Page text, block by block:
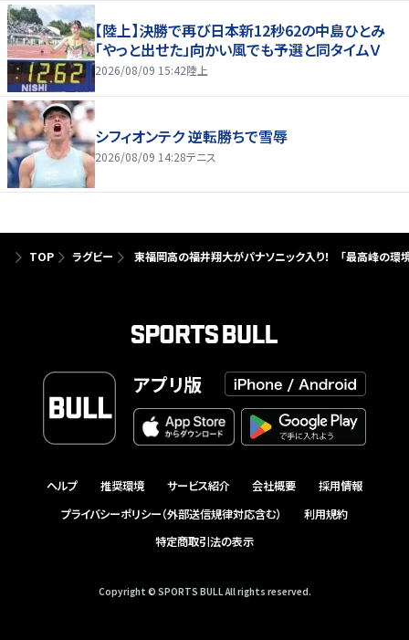
【陸上】決勝で再び日本新12秒62の中島ひとみ
「やっと出せた」向かい風でも予選と同タイムＶ
2026/08/09 15:42陸上
シフィオンテク 逆転勝ちで雪辱
2026/08/09 14:28テニス
TOP ラグビー 東福岡高の福井翔大がパナソニック入り！ 「最高峰の環
アプリ版
ヘルプ 推奨環境 サービス紹介 会社概要
採用情報
プライバシーポリシー（外部送信規律対応含む）
利用規約
特定商取引法の表示
Copyright © SPORTS BULL All rights reserved.